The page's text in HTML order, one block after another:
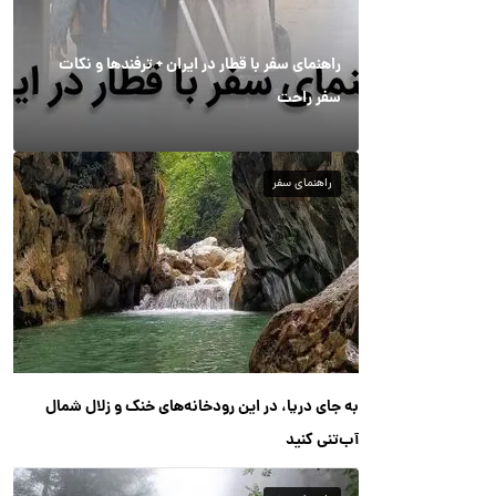
راهنمای سفر با قطار در ایران + ترفندها و نکات
سفر راحت
راهنمای سفر
به جای دریا، در این رودخانه‌های خنک و زلال شمال
آب‌تنی کنید